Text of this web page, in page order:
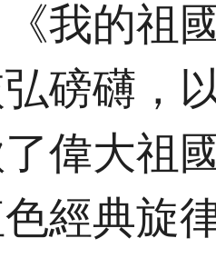
我的祖
磅礴，
偉大祖
經典旋